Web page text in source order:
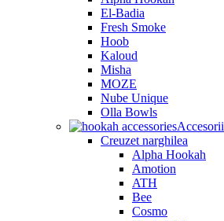
El-Badia
Fresh Smoke
Hoob
Kaloud
Misha
MOZE
Nube Unique
Olla Bowls
Accesorii
Creuzet narghilea
Alpha Hookah
Amotion
ATH
Bee
Cosmo